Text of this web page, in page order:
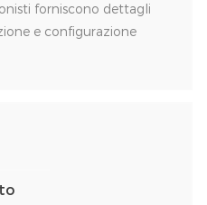
forniscono dettagli
e configurazione